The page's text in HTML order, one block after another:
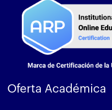
Oferta Académica